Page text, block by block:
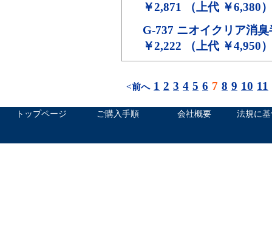
￥2,871 （上代 ￥6,380）
G-737 ニオイクリア消
￥2,222 （上代 ￥4,950）
<前へ 1 2 3 4 5 6 7 8 9 10 11
トップページ ご購入手順 会社概要 法規に